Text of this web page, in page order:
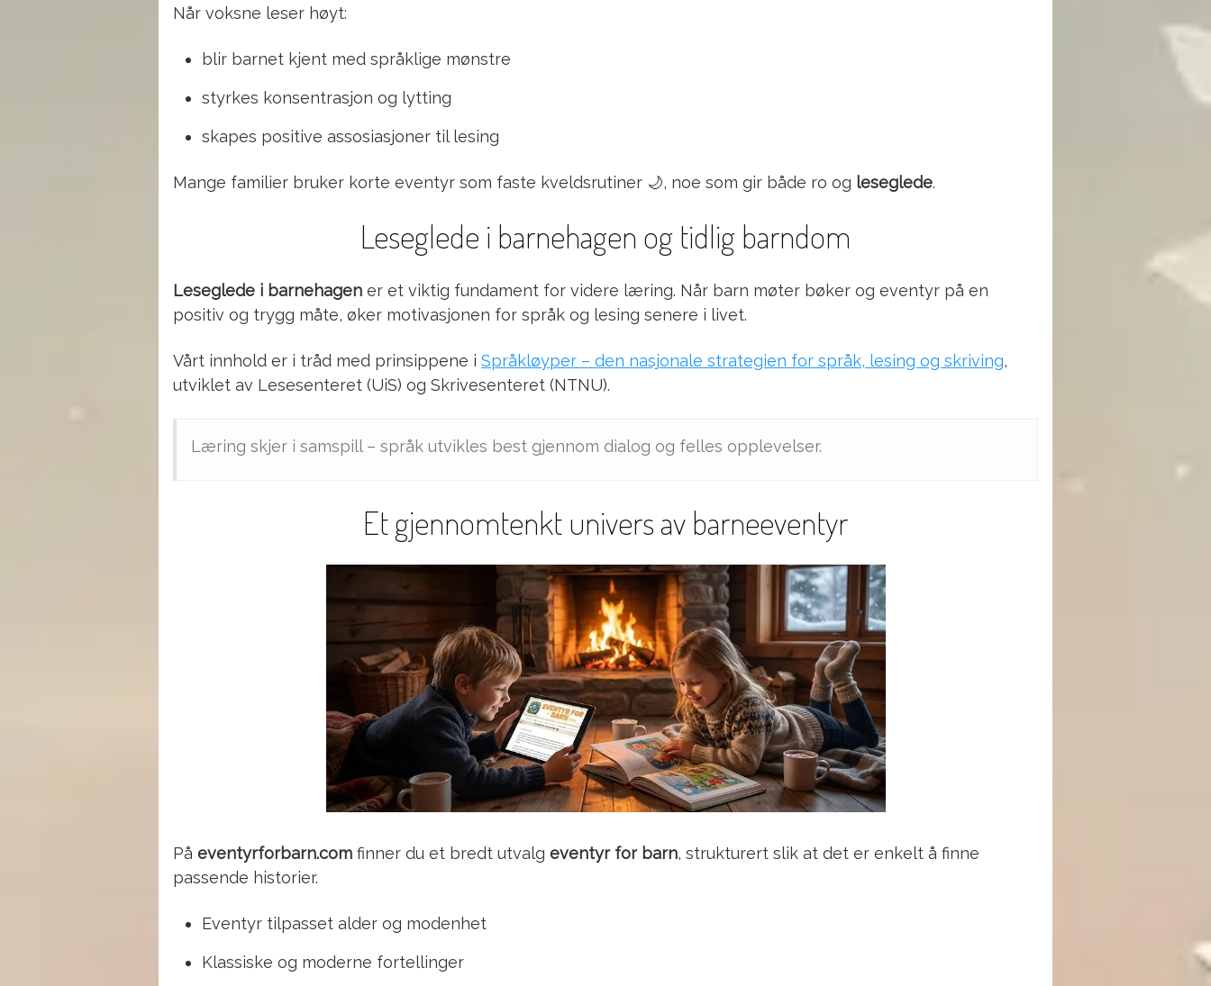
Når voksne leser høyt:
blir barnet kjent med språklige mønstre
styrkes konsentrasjon og lytting
skapes positive assosiasjoner til lesing
Mange familier bruker korte eventyr som faste kveldsrutiner 🌙, noe som gir både ro og leseglede.
Leseglede i barnehagen og tidlig barndom
Leseglede i barnehagen er et viktig fundament for videre læring. Når barn møter bøker og eventyr på en
positiv og trygg måte, øker motivasjonen for språk og lesing senere i livet.
Vårt innhold er i tråd med prinsippene i Språkløyper – den nasjonale strategien for språk, lesing og skriving,
utviklet av Lesesenteret (UiS) og Skrivesenteret (NTNU).
Læring skjer i samspill – språk utvikles best gjennom dialog og felles opplevelser.
Et gjennomtenkt univers av barneeventyr
På eventyrforbarn.com finner du et bredt utvalg eventyr for barn, strukturert slik at det er enkelt å finne
passende historier.
Eventyr tilpasset alder og modenhet
Klassiske og moderne fortellinger